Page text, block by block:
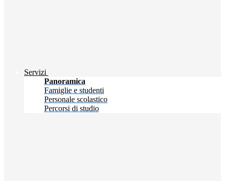
Servizi
Panoramica
Famiglie e studenti
Personale scolastico
Percorsi di studio